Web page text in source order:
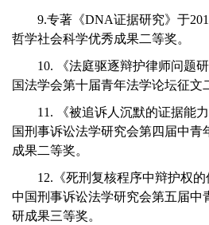
9.专著《DNA证据研究》于
哲学社会科学优秀成果二等奖。
10. 《法庭驱逐辩护律师问题
国法学会第十届青年法学论坛征文
11. 《被追诉人沉默的证据能
国刑事诉讼法学研究会第四届中青
成果二等奖。
12.《死刑复核程序中辩护权
中国刑事诉讼法学研究会第五届中
研成果三等奖。